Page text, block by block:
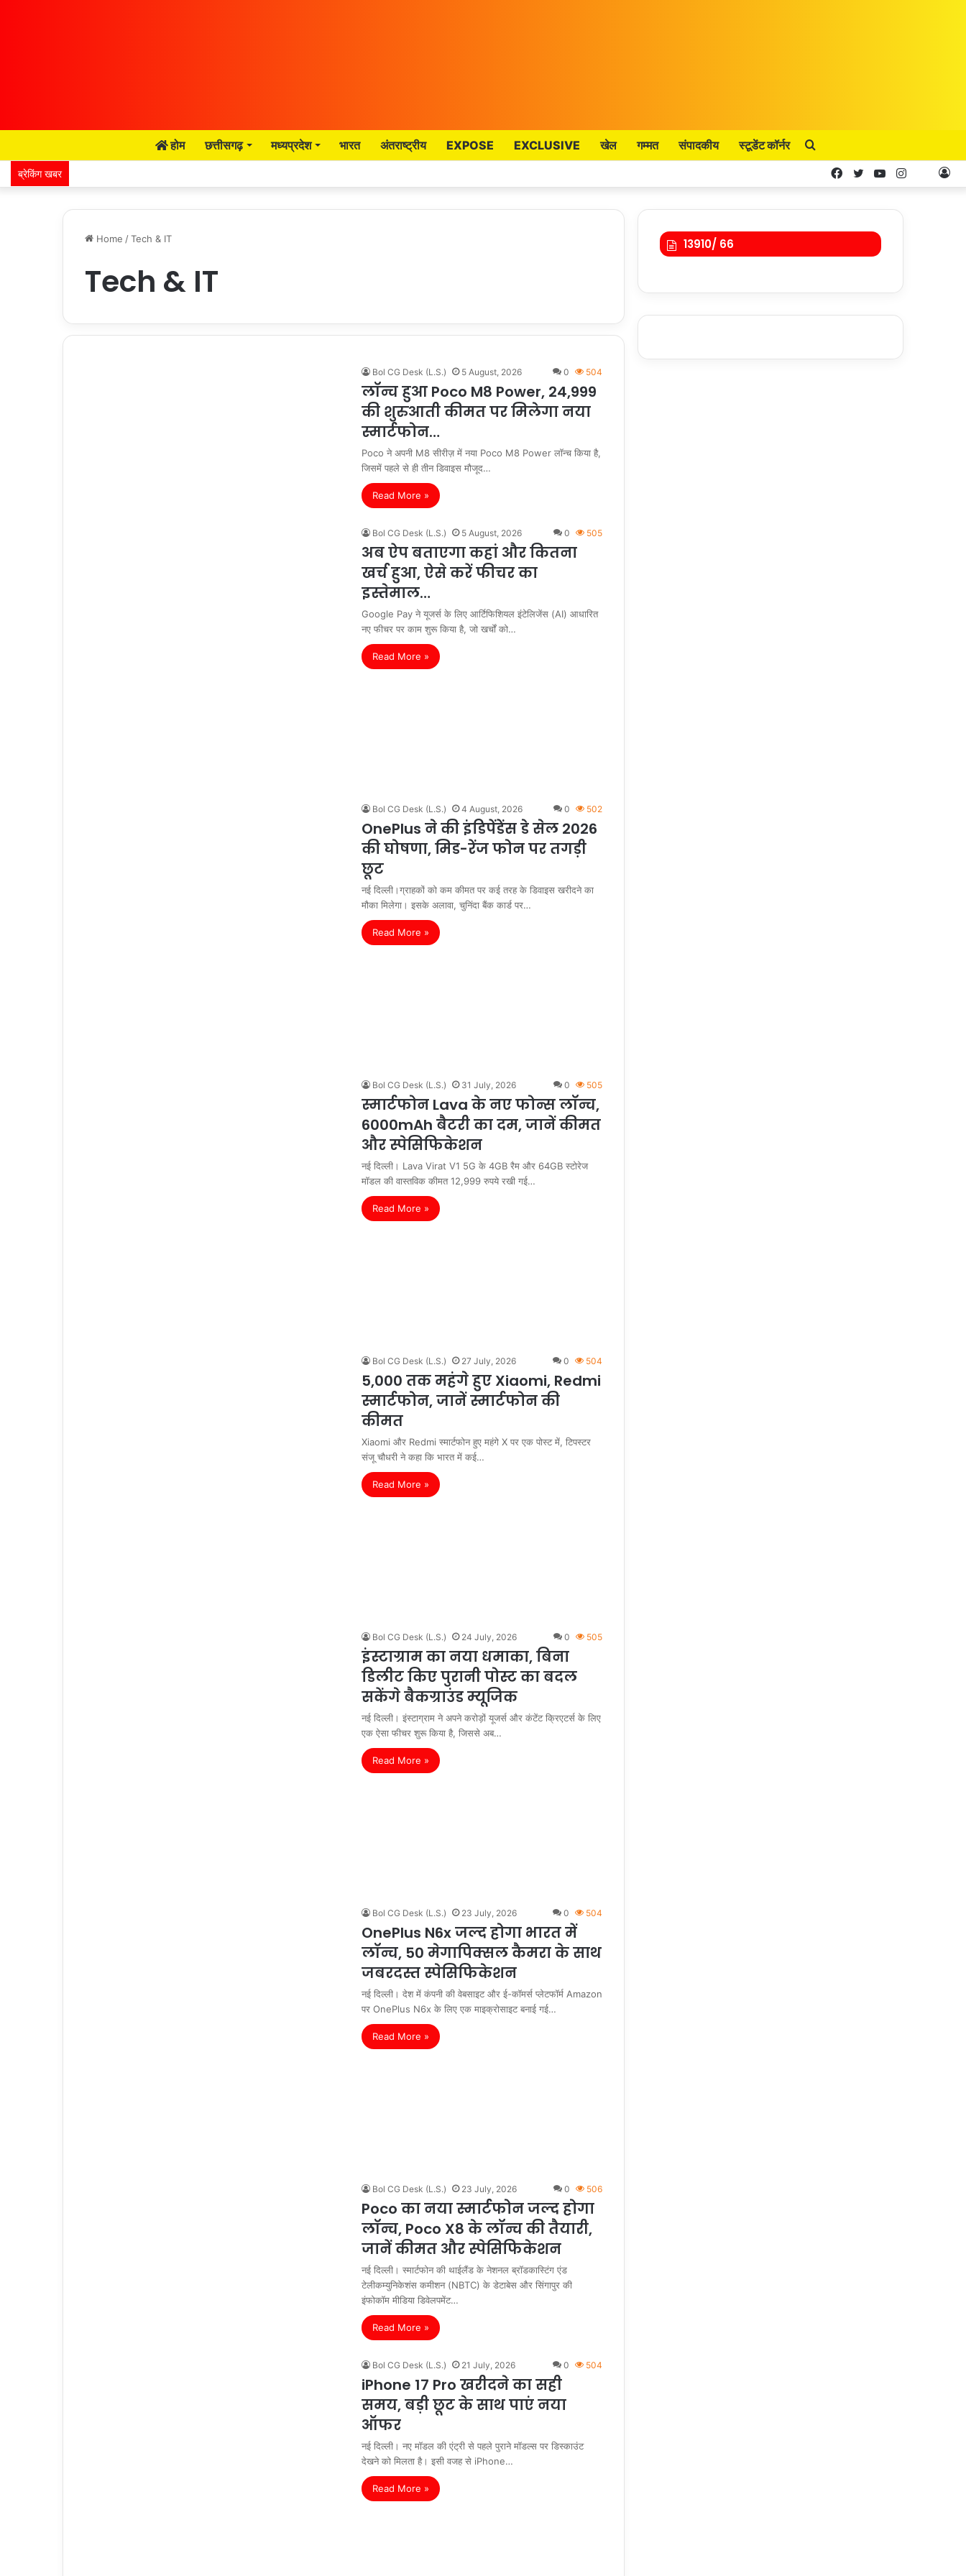
होम छत्तीसगढ़ मध्यप्रदेश भारत अंतराष्ट्रीय EXPOSE EXCLUSIVE खेल गम्मत संपादकीय स्टूडेंट कॉर्नर
for
ब्रेकिंग खबर Instagram
YouTube
Twitter
Facebook
Home /Tech & IT
Tech & IT
Bol CG Desk (L.S.) 5 August, 2026 0 504
लॉन्च हुआ Poco M8 Power, 24,999
की शुरुआती कीमत पर मिलेगा नया
स्मार्टफोन…
Poco ने अपनी M8 सीरीज़ में नया Poco M8 Power लॉन्च किया है,
जिसमें पहले से ही तीन डिवाइस मौजूद…
Read More »
Bol CG Desk (L.S.) 5 August, 2026 0 505
अब ऐप बताएगा कहां और कितना
खर्च हुआ, ऐसे करें फीचर का
इस्तेमाल…
Google Pay ने यूजर्स के लिए आर्टिफिशियल इंटेलिजेंस (AI) आधारित
नए फीचर पर काम शुरू किया है, जो खर्चों को…
Read More »
Bol CG Desk (L.S.) 4 August, 2026 0 502
OnePlus ने की इंडिपेंडेंस डे सेल 2026
की घोषणा, मिड-रेंज फोन पर तगड़ी
छूट
नई दिल्ली।ग्राहकों को कम कीमत पर कई तरह के डिवाइस खरीदने का
मौका मिलेगा। इसके अलावा, चुनिंदा बैंक कार्ड पर…
Read More »
Bol CG Desk (L.S.) 31 July, 2026 0 505
स्मार्टफोन Lava के नए फोन्स लॉन्च,
6000mAh बैटरी का दम, जानें कीमत
और स्पेसिफिकेशन
नई दिल्ली। Lava Virat V1 5G के 4GB रैम और 64GB स्टोरेज
मॉडल की वास्तविक कीमत 12,999 रुपये रखी गई…
Read More »
Bol CG Desk (L.S.) 27 July, 2026 0 504
5,000 तक महंगे हुए Xiaomi, Redmi
स्मार्टफोन, जानें स्मार्टफोन की
कीमत
Xiaomi और Redmi स्मार्टफोन हुए महंगे X पर एक पोस्ट में, टिपस्टर
संजू चौधरी ने कहा कि भारत में कई…
Read More »
Bol CG Desk (L.S.) 24 July, 2026 0 505
इंस्टाग्राम का नया धमाका, बिना
डिलीट किए पुरानी पोस्ट का बदल
सकेंगे बैकग्राउंड म्यूजिक
नई दिल्ली। इंस्टाग्राम ने अपने करोड़ों यूजर्स और कंटेंट क्रिएटर्स के लिए
एक ऐसा फीचर शुरू किया है, जिससे अब…
Read More »
Bol CG Desk (L.S.) 23 July, 2026 0 504
OnePlus N6x जल्द होगा भारत में
लॉन्च, 50 मेगापिक्सल कैमरा के साथ
जबरदस्त स्पेसिफिकेशन
नई दिल्ली। देश में कंपनी की वेबसाइट और ई-कॉमर्स प्लेटफॉर्म Amazon
पर OnePlus N6x के लिए एक माइक्रोसाइट बनाई गई…
Read More »
Bol CG Desk (L.S.) 23 July, 2026 0 506
Poco का नया स्मार्टफोन जल्द होगा
लॉन्च, Poco X8 के लॉन्च की तैयारी,
जानें कीमत और स्पेसिफिकेशन
नई दिल्ली। स्मार्टफोन की थाईलैंड के नेशनल ब्रॉडकास्टिंग एंड
टेलीकम्युनिकेशंस कमीशन (NBTC) के डेटाबेस और सिंगापुर की
इंफोकॉम मीडिया डिवेलपमेंट…
Read More »
Bol CG Desk (L.S.) 21 July, 2026 0 504
iPhone 17 Pro खरीदने का सही
समय, बड़ी छूट के साथ पाएं नया
ऑफर
नई दिल्ली। नए मॉडल की एंट्री से पहले पुराने मॉडल्स पर डिस्काउंट
देखने को मिलता है। इसी वजह से iPhone…
Read More »
13910/ 66